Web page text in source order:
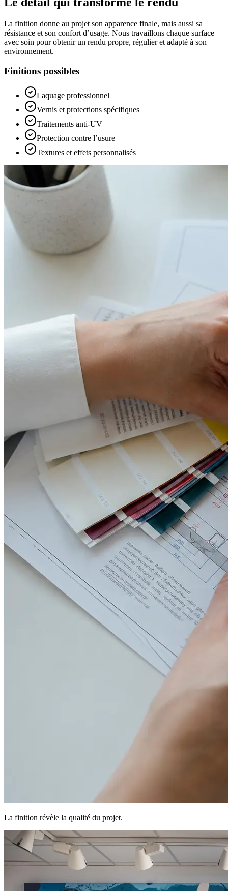
La finition donne au projet son apparence finale, mais aussi sa
résistance et son confort d’usage. Nous travaillons chaque surface
avec soin pour obtenir un rendu propre, régulier et adapté à son
environnement.
Finitions possibles
Laquage professionnel
Vernis et protections spécifiques
Traitements anti-UV
Protection contre l’usure
Textures et effets personnalisés
La finition révèle la qualité du projet.